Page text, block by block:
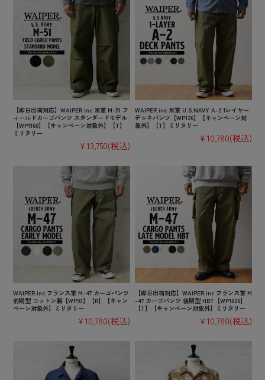
【即日出荷対応】WAIPER.inc 米軍 M-51 フ
ィールドカーゴパンツ スタンダードモデル
【WP1160】【キャンペーン対象外】【T】
ミリタリー
¥13,750(税込)
WAIPER.inc 米軍 U.S.NAVY A-2 1レイヤー
デッキパンツ【WP126】【キャンペーン対
象外】【T】ミリタリー
¥10,780(税込)
WAIPER.inc フランス軍 M-47 カーゴパンツ
前期型 コットン製【WP93】【R】【キャン
ペーン対象外】ミリタリー
¥10,780(税込)
【即日出荷対応】WAIPER.inc フランス軍 M
-47 カーゴパンツ 後期型 HBT【WP1026】
【T】【キャンペーン対象外】ミリタリー
¥10,780(税込)